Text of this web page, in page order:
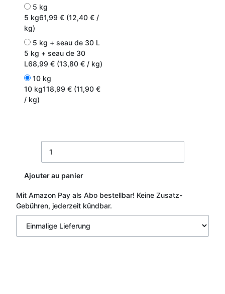
5 kg
5 kg61,99 € (12,40 € /
kg)
5 kg + seau de 30 L
5 kg + seau de 30
L68,99 € (13,80 € / kg)
10 kg
10 kg118,99 € (11,90 €
/ kg)
Ajouter au panier
Mit Amazon Pay als Abo bestellbar! Keine Zusatz-
Gebühren, jederzeit kündbar.